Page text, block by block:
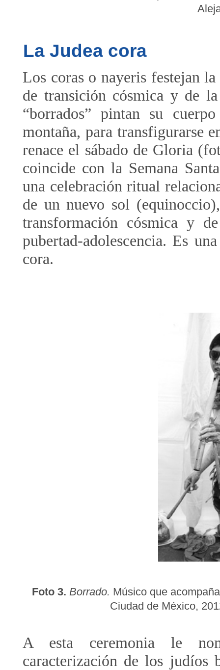
La Judea cora
Los coras o nayeris festejan
de transición cósmica y de
“borrados” pintan su
montaña, para transfigurarse
renace el sábado de Gloria
coincide con la Semana
una celebración ritual
de un nuevo sol
transformación cósmica y
pubertad-adolescencia. Es
cora.
Foto 3. Borrado. Músico que
Ciudad de México,
A esta ceremonia le
caracterización de los judíos